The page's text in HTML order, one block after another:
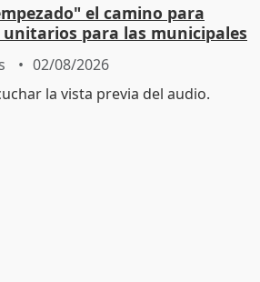
el camino para
para las municipales
02/08/2026